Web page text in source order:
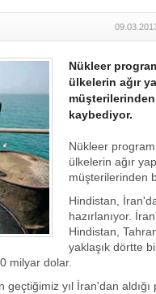
Nükleer
ülkelerin ağır
kaybediyor.
Nükleer
ülkelerin ağır
müşterilerinden
Hindistan,
hazırlanıyor.
Hindistan,
yaklaşık dörtte
milyar dolar.
geçtiğimiz yıl İran'dan aldığı